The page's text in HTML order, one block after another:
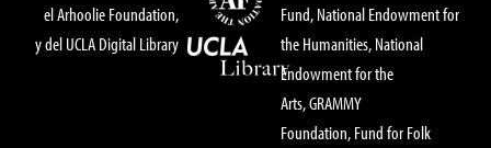
el Arhoolie Foundation,
y del UCLA Digital Library
Fund, National Endowment for
the Humanities, National
Endowment for the
Arts, GRAMMY
Foundation, Fund for Folk